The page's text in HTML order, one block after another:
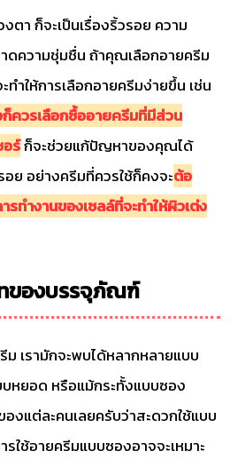
า ก็จะเป็นเรื่องริ้วรอย ความ
ดความชุ่มชื่น ถ้าคุณเลือกอายครีม
ำให้การเลือกอายครีมง่ายขึ้น เช่น
ควรเลือกซื้ออายครีมที่มีส่วน
อร์ก็จะช่วยแก้ปัญหาของคุณได้
ย อย่างครีมที่ควรใช้ก็คงจะต้อ
รทำงานของเซลล์ที่จะทำให้ผิวเต่ง
ทของบรรจุภัณฑ์
เรามักจะพบได้หลากหลายแบบ
หยอด หรือแม้กระทั้งแบบซอง
งแต่ละคนเลยครับว่าสะดวกใช้แบบ
ใช้อายครีมแบบซองอาจจะเหมาะ